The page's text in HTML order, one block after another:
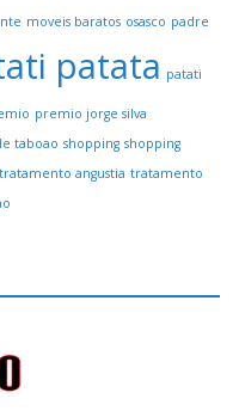
moveis baratos osasco padre
patata patati
premio jorge silva
taboao shopping shopping
tratamento angustia tratamento